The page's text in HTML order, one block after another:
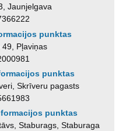
Jaunjelgava
punktas
49, Pļaviņas
punktas
Skrīveru pagasts
punktas
Staburags, Staburaga